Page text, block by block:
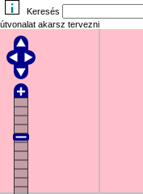
Keresés
útvonalat akarsz tervezni